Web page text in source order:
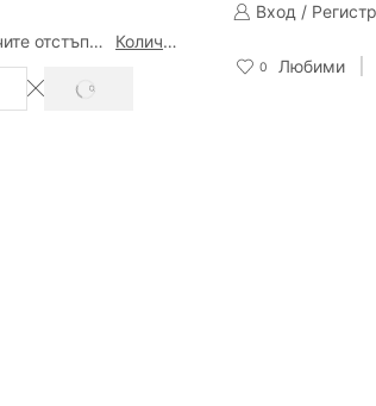
Вход /
Използвайте промо кода си, за да получите отстъпка
Количка
SEARCH
0 Любими